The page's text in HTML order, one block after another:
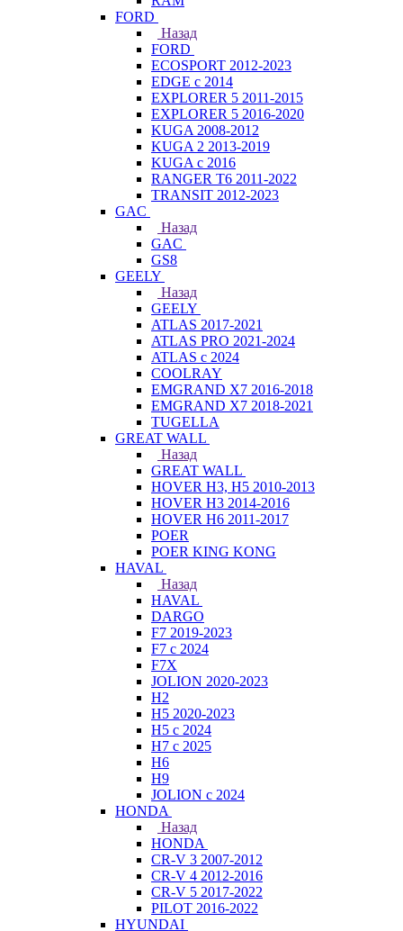
FORD
Назад
FORD
ECOSPORT 2012-2023
EDGE c 2014
EXPLORER 5 2011-2015
EXPLORER 5 2016-2020
KUGA 2008-2012
KUGA 2 2013-2019
KUGA с 2016
RANGER T6 2011-2022
TRANSIT 2012-2023
GAC
Назад
GAC
GS8
GEELY
Назад
GEELY
ATLAS 2017-2021
ATLAS PRO 2021-2024
ATLAS с 2024
COOLRAY
EMGRAND X7 2016-2018
EMGRAND X7 2018-2021
TUGELLA
GREAT WALL
Назад
GREAT WALL
HOVER H3, H5 2010-2013
HOVER H3 2014-2016
HOVER H6 2011-2017
POER
POER KING KONG
HAVAL
Назад
HAVAL
DARGO
F7 2019-2023
F7 с 2024
F7X
JOLION 2020-2023
H2
H5 2020-2023
H5 с 2024
H7 с 2025
H6
H9
JOLION с 2024
HONDA
Назад
HONDA
CR-V 3 2007-2012
CR-V 4 2012-2016
CR-V 5 2017-2022
PILOT 2016-2022
HYUNDAI